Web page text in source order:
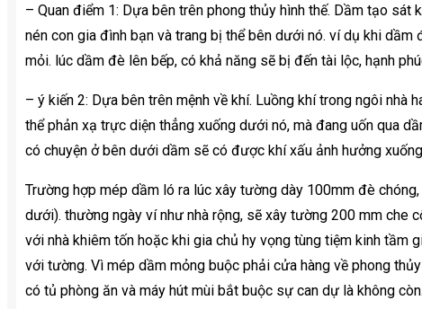
– Quan điểm 1: Dựa bên trên phong thủy hình thế. Dầm tạo
nén con gia đình bạn và trang bị thể bên dưới nó. ví dụ khi dầm
mỏi. lúc dầm đè lên bếp, có khả năng sẽ bị đến tài lộc, hạnh
– ý kiến 2: Dựa bên trên mệnh về khí. Luồng khí trong ngôi nhà
thể phản xạ trực diện thẳng xuống dưới nó, mà đang uốn qua
có chuyện ở bên dưới dầm sẽ có được khí xấu ảnh hưởng
Trường hợp mép dầm ló ra lúc xây tường dày 100mm đè
dưới). thường ngày ví như nhà rộng, sẽ xây tường 200 mm che
với nhà khiêm tốn hoặc khi gia chủ hy vọng tùng tiệm kinh tầm
với tường. Vì mép dầm mỏng buộc phải cửa hàng về phong
có tủ phòng ăn và máy hút mùi bắt buộc sự can dự là không còn.